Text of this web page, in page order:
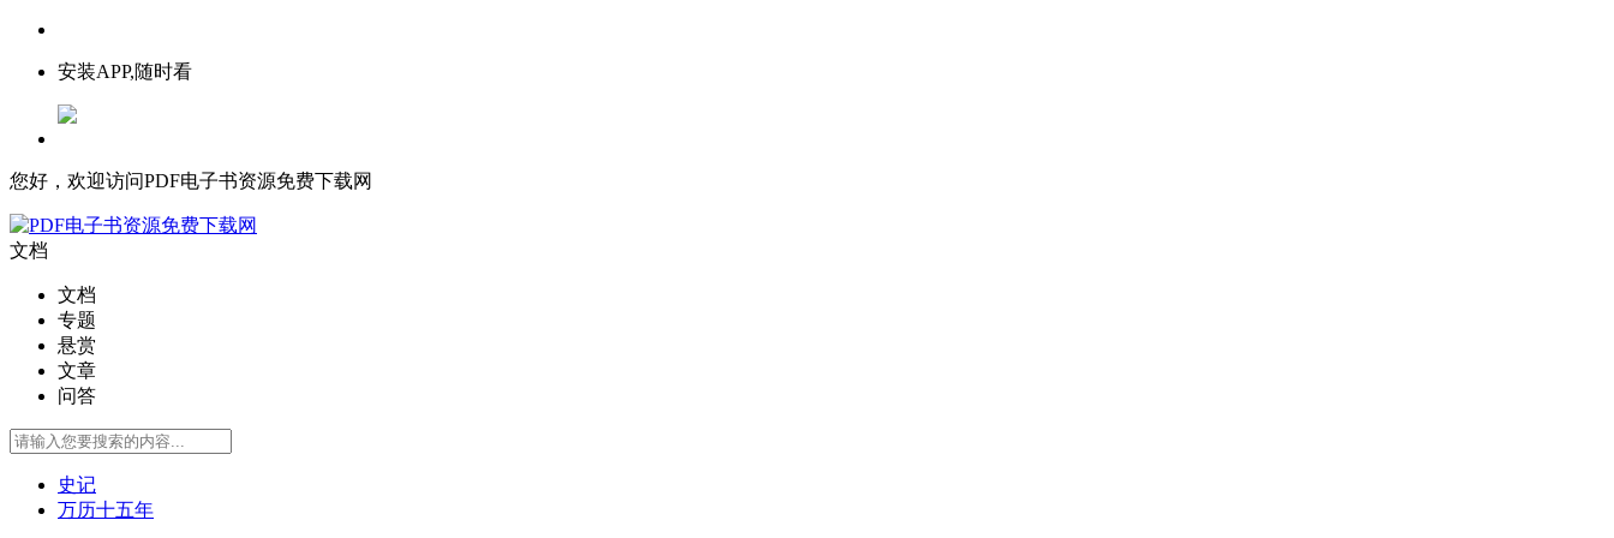
安装APP,随时看
您好，欢迎访问PDF电子书资源免费下载网
文档
文档
专题
悬赏
文章
问答
史记
万历十五年